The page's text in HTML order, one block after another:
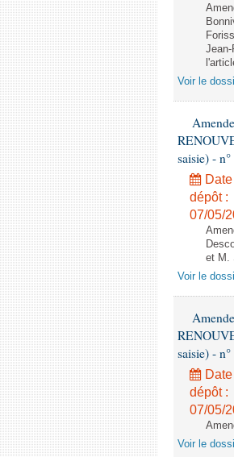
Voir le
saisie) -
dépôt :
07/05/
et M.
Voir le
saisie) -
dépôt :
07/05/
Voir le